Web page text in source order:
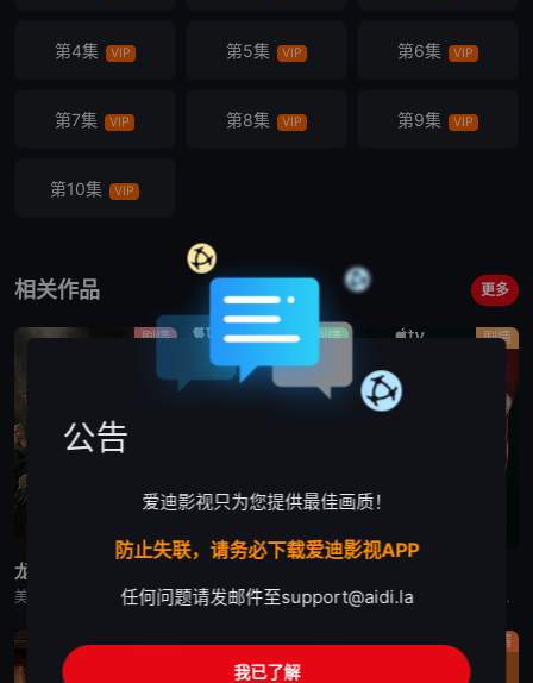
第4集 VIP 第5集 VIP 第6集 VIP
第7集 VIP 第8集 VIP 第9集 VIP
第10集 VIP
相关作品 更多
剧情
更新至第7集
龙之家族 第三季
美剧《龙之家族 第三季》，铁王座面前，绝无怜悯。
剧情
更新至第4集
美剧《末日地堡 第三季》又名：羊毛战记,羊毛记,Silo Season 3，讲述了：当下，Juliette Nichols在被迫接受“净化”后幸存下来，但记忆却已丧失，而地堡正从叛乱中恢复，并面临着新
剧情
美剧《星城》为太空竞赛题材剧《为全人类》的衍生剧，是同一设定下的全新篇章。《星城》将我们带回太空竞赛另类历史重述的关键时刻——苏联成为首个实现载人登月的国家。但这次，我们将从铁幕后方探索这个故事，展现
剧情
公告
爱迪影视只为您提供最佳画质！
防止失联，请务必下载爱迪影视APP
任何问题请发邮件至support@aidi.la
我已了解